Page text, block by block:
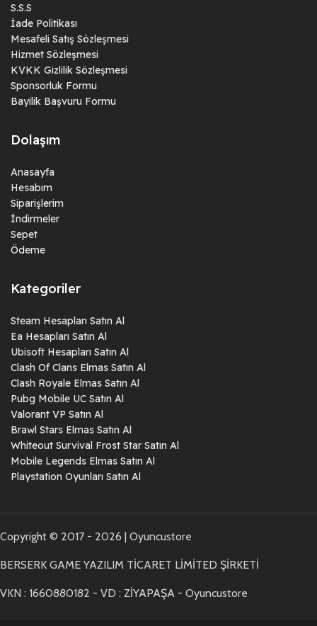
S.S.S
İade Politikası
Mesafeli Satış Sözleşmesi
Hizmet Sözleşmesi
KVKK Gizlilik Sözleşmesi
Sponsorluk Formu
Bayilik Başvuru Formu
Dolaşım
Anasayfa
Hesabım
Siparişlerim
İndirmeler
Sepet
Ödeme
Kategoriler
Steam Hesapları Satın Al
Ea Hesapları Satın Al
Ubisoft Hesapları Satın Al
Clash Of Clans Elmas Satın Al
Clash Royale Elmas Satın Al
Pubg Mobile UC Satın Al
Valorant VP Satın Al
Brawl Stars Elmas Satın Al
Whiteout Survival Frost Star Satın Al
Mobile Legends Elmas Satın Al
Playstation Oyunları Satın Al
Copyright © 2017 - 2026 | Oyuncustore
BERSERK GAME YAZILIM TİCARET LİMİTED ŞİRKETİ
VKN : 1660880182 - VD : ZİYAPAŞA - Oyuncustore